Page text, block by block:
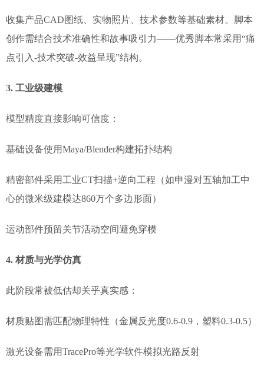
收集产品CAD图纸、实物照片、技术参数等基础素材。脚本
创作需结合技术准确性和故事吸引力——优秀脚本常采用“痛
点引入-技术突破-效益呈现”结构。
3. 工业级建模
模型精度直接影响可信度：
基础设备使用Maya/Blender构建拓扑结构
精密部件采用工业CT扫描+逆向工程（如申漫对五轴加工中
心的微米级建模达860万个多边形面）
运动部件预留关节活动空间避免穿模
4. 材质与光学仿真
此阶段常被低估却关乎真实感：
材质贴图需匹配物理特性（金属反光度0.6-0.9，塑料0.3-0.5）
激光设备需用TracePro等光学软件模拟光路反射